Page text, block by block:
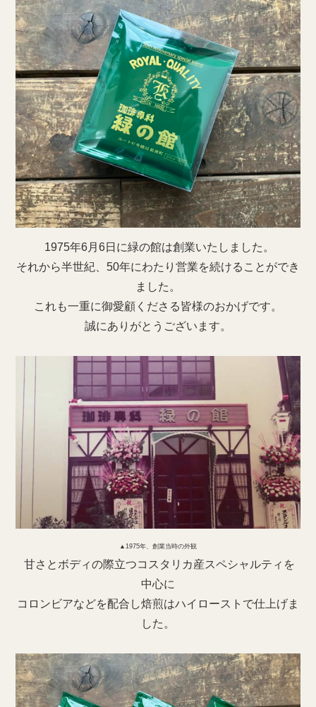
1975年6月6日に緑の館は創業いたしました。
それから半世紀、50年にわたり営業を続けることができ
ました。
これも一重に御愛顧くださる皆様のおかげです。
誠にありがとうございます。
▲1975年、創業当時の外観
甘さとボディの際立つコスタリカ産スペシャルティを
中心に
コロンビアなどを配合し焙煎はハイローストで仕上げま
した。